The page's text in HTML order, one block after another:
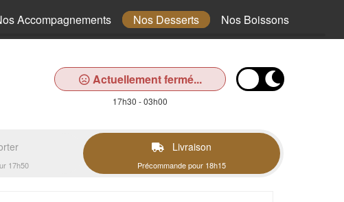
Accompagnements Nos Desserts Nos Boissons
Actuellement fermé...
17h30 - 03h00
17h50
Livraison
Précommande pour 18h15